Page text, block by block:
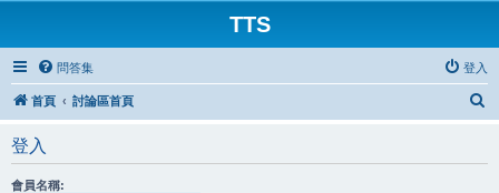
TTS
問答集 登入
首頁 討論區首頁
登入
會員名稱: